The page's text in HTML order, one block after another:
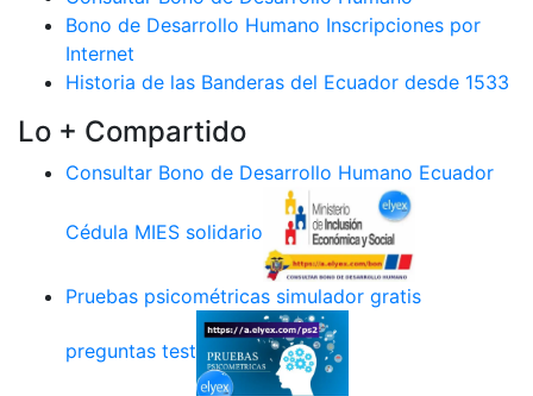
Bono de Desarrollo Humano Inscripciones por
Internet
Historia de las Banderas del Ecuador desde 1533
Lo + Compartido
Consultar Bono de Desarrollo Humano Ecuador
Cédula MIES solidario
Pruebas psicométricas simulador gratis
preguntas test